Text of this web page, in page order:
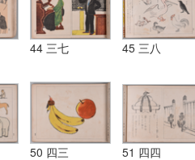
44 三七 45 三八
50 四三 51 四四